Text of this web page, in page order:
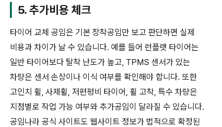
5. 추가비용 체크
타이어 교체 공임은 기본 장착공임만 보고 판단하면 실제
비용과 차이가 날 수 있습니다. 예를 들어 런플랫 타이어는
일반 타이어보다 탈착 난도가 높고, TPMS 센서가 있는
차량은 센서 손상이나 이식 여부를 확인해야 합니다. 또한
고인치 휠, 사제휠, 저편평비 타이어, 휠 고착, 특수 차량은
지점별로 작업 가능 여부와 추가공임이 달라질 수 있습니다.
공임나라 공식 사이트도 웹사이트 정보가 법적으로 확정된